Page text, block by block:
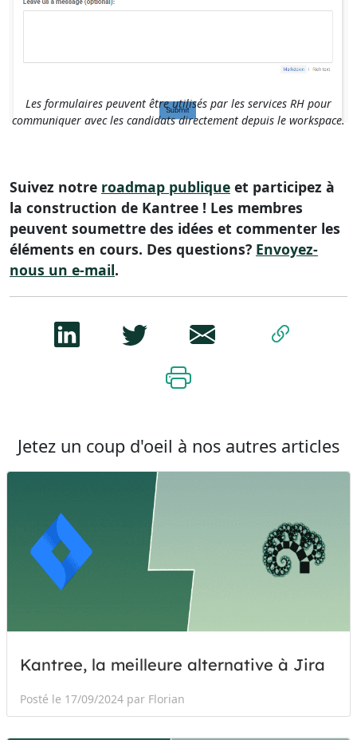
Les formulaires peuvent être utilisés par les services RH pour
communiquer avec les candidats directement depuis le workspace.
Suivez notre roadmap publique et participez à
la construction de Kantree ! Les membres
peuvent soumettre des idées et commenter les
éléments en cours. Des questions? Envoyez-
nous un e-mail.
Jetez un coup d'oeil à nos autres articles
Kantree, la meilleure alternative à Jira
Posté le 17/09/2024 par Florian